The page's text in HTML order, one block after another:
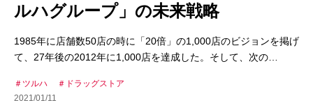
ルハグループ」の未来戦略
1985年に店舗数50店の時に「20倍」の1,000店のビジョンを掲げ
て、27年後の2012年に1,000店を達成した。そして、次の…
ツルハ
ドラッグストア
2021/01/11